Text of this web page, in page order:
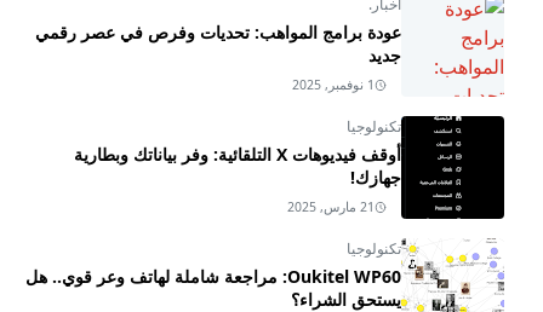
أخبار.
عودة برامج المواهب: تحديات وفرص في عصر رقمي
جديد
1 نوفمبر, 2025
تكنولوجيا
أوقف فيديوهات X التلقائية: وفر بياناتك وبطارية
جهازك!
21 مارس, 2025
تكنولوجيا
Oukitel WP60: مراجعة شاملة لهاتف وعر قوي.. هل
يستحق الشراء؟